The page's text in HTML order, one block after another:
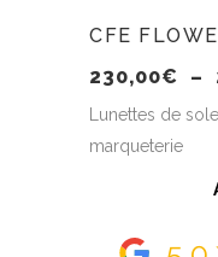
CFE
230,00€ –
Lunettes de
marqueterie